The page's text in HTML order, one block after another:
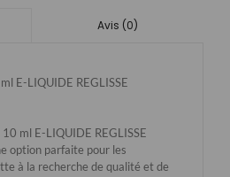
Avis (0)
E-LIQUIDE REGLISSE
ml E-LIQUIDE REGLISSE
option parfaite pour les
à la recherche de qualité et de